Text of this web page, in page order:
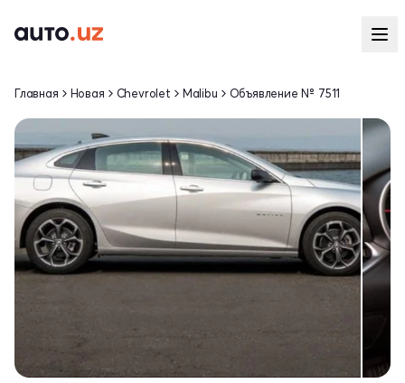
Главная Новая Chevrolet Malibu Объявление № 7511